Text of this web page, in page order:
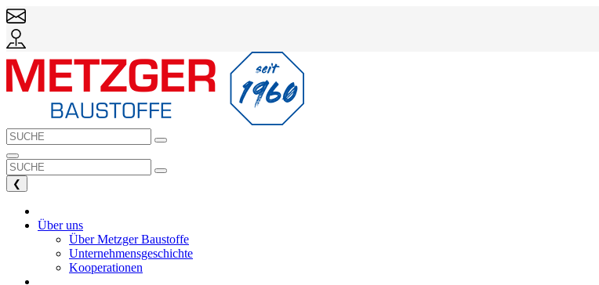
❮
Über uns
Über Metzger Baustoffe
Unternehmensgeschichte
Kooperationen